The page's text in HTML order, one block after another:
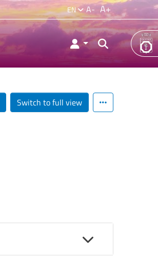
EN A- A+
Switch to full view